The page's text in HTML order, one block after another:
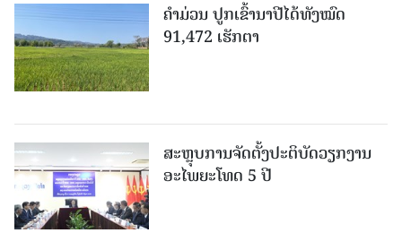
ຄໍາມ່ວນ ປູກເຂົ້ານາປີໄດ້ທັງໝົດ
91,472 ເຮັກຕາ
ສະຫຼຸບການຈັດຕັ້ງປະຕິບັດວຽກງານ
ອະໄພຍະໂທດ 5 ປີ